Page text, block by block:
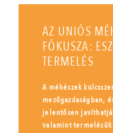
AZ UNIÓS
FÓKUSZA:
TERMELÉS
A méhészek
mezőgazdaságban,
jelentősen
valamint